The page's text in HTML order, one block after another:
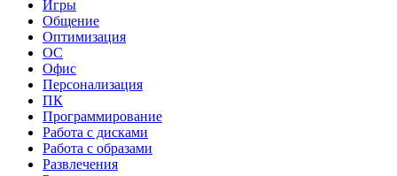
Игры
Общение
Оптимизация
ОС
Офис
Персонализация
ПК
Программирование
Работа с дисками
Работа с образами
Развлечения